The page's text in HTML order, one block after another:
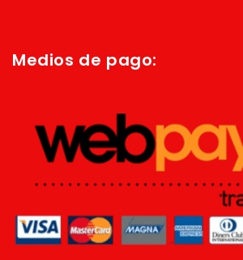
Medios de pago: